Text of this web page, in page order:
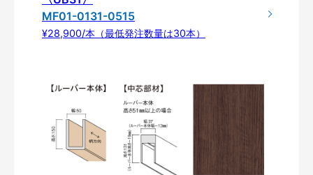
MF01-0131-0515
¥28,900/本（最低発注数量は30本）